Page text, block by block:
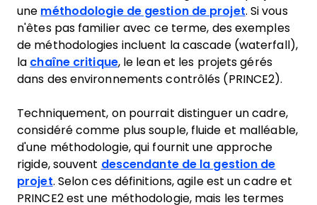
une méthodologie de gestion de projet. Si vous
n'êtes pas familier avec ce terme, des exemples
de méthodologies incluent la cascade (waterfall),
la chaîne critique, le lean et les projets gérés
dans des environnements contrôlés (PRINCE2).
Techniquement, on pourrait distinguer un cadre,
considéré comme plus souple, fluide et malléable,
d'une méthodologie, qui fournit une approche
rigide, souvent descendante de la gestion de
projet. Selon ces définitions, agile est un cadre et
PRINCE2 est une méthodologie, mais les termes